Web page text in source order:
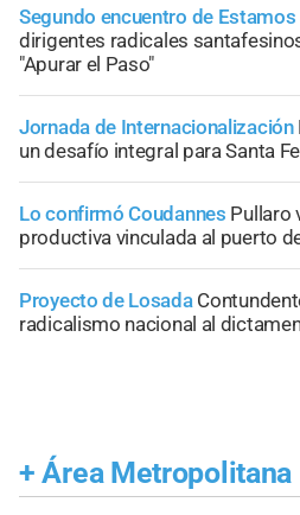
Segundo encuentro de
dirigentes radicales
"Apurar el Paso"
Jornada de Internacionalización
un desafío integral para Santa
Lo confirmó Coudannes Pullaro
productiva vinculada al puerto
Proyecto de Losada
radicalismo nacional al
+ Área Metropolitana